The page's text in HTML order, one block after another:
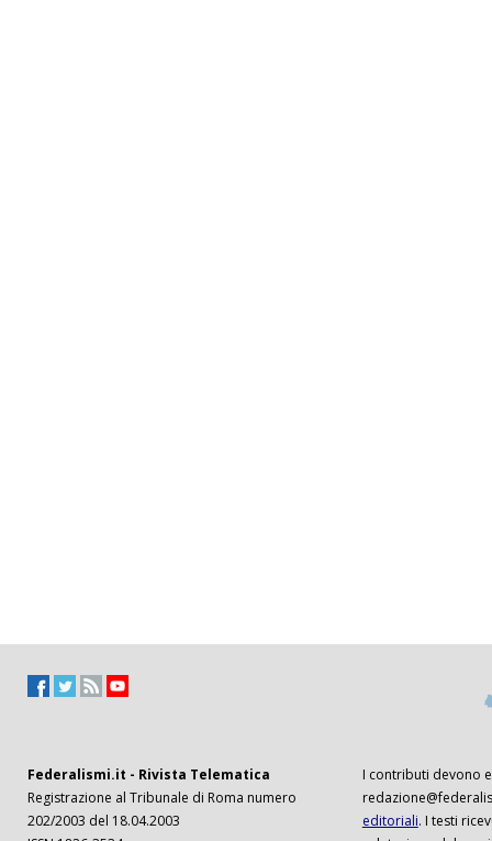
Federalismi.it - Rivista Telematica
Registrazione al Tribunale di Roma numero
202/2003 del 18.04.2003
I contributi devono
editoriali. I testi